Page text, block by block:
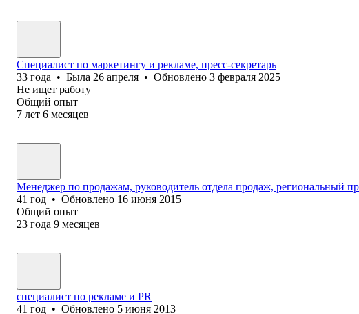
Специалист по маркетингу и рекламе, пресс-секретарь
33 года • Была 26 апреля • Обновлено 3 февраля 2025
Не ищет работу
Общий опыт
7 лет 6 месяцев
Менеджер по продажам, руководитель отдела продаж, региональный
41 год • Обновлено 16 июня 2015
Общий опыт
23 года 9 месяцев
специалист по рекламе и PR
41 год • Обновлено 5 июня 2013